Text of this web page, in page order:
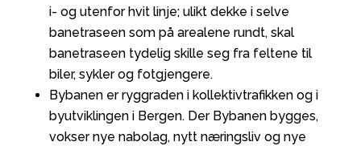
i- og utenfor hvit linje; ulikt dekke i selve
banetraseen som på arealene rundt, skal
banetraseen tydelig skille seg fra feltene til
biler, sykler og fotgjengere.
Bybanen er ryggraden i kollektivtrafikken og i
byutviklingen i Bergen. Der Bybanen bygges,
vokser nye nabolag, nytt næringsliv og nye